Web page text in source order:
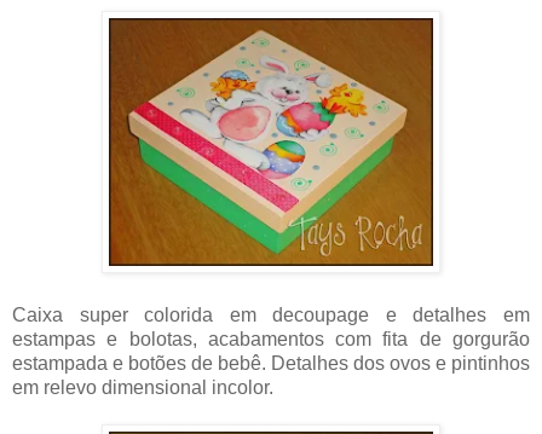
Caixa super colorida em decoupage e detalhes em
estampas e bolotas, acabamentos com fita de gorgurão
estampada e botões de bebê. Detalhes dos ovos e pintinhos
em relevo dimensional incolor.